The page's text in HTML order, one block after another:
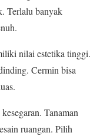
Terlalu banyak
nilai estetika tinggi.
Cermin bisa
Tanaman
ruangan. Pilih